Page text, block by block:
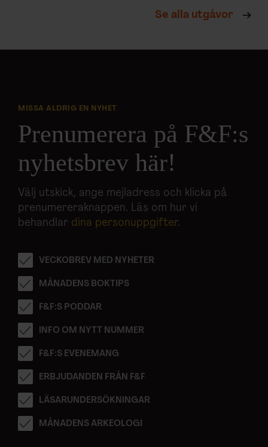
Se alla utgåvor
MISSA ALDRIG EN NYHET
Prenumerera på F&F:s
nyhetsbrev här!
Välj utskick, ange mejladress och klicka på
prenumereraknappen. Läs om hur vi
behandlar dina personuppgifter.
VECKOBREV MED NYHETER
MÅNADENS BOKTIPS
F&F:S PODDAR
INFO OM NYTT NUMMER
F&F:S EVENEMANG
ERBJUDANDEN FRÅN F&F
LÄSARUNDERSÖKNINGAR
MÅNADENS ARKEOLOGI